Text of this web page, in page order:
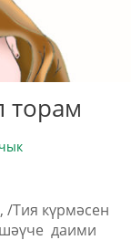
торам
Тия күрмәсен
даими